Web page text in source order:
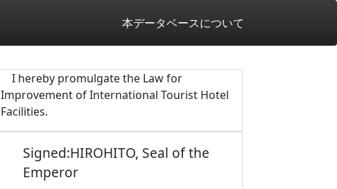
本データベースについて
I hereby promulgate the Law for
Improvement of International Tourist Hotel
Facilities.
Signed:HIROHITO, Seal of the
Emperor